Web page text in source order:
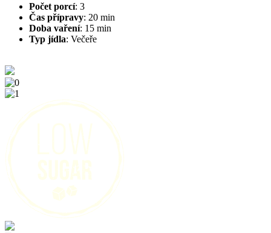
Počet porcí: 3
Čas přípravy: 20 min
Doba vaření: 15 min
Typ jídla: Večeře